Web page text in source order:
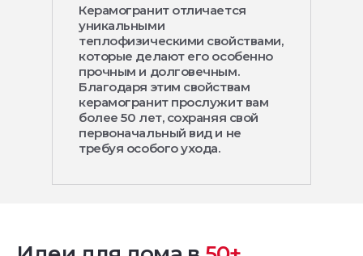
Керамогранит отличается
уникальными
теплофизическими свойствами,
которые делают его особенно
прочным и долговечным.
Благодаря этим свойствам
керамогранит прослужит вам
более 50 лет, сохраняя свой
первоначальный вид и не
требуя особого ухода.